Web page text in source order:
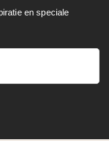
en speciale